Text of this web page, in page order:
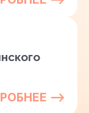
—>